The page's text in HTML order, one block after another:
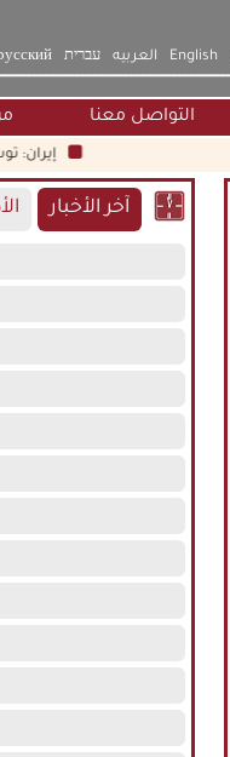
English العربيه עברית
التواصل معنا
إيران:
آخر الأخبار